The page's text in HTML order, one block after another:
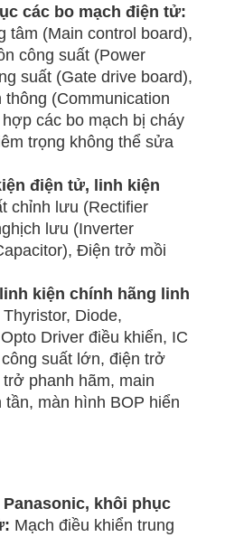
các bo mạch điện tử:
tâm (Main control board),
công suất (Power
suất (Gate drive board),
(Communication
các bo mạch bị cháy
trọng không thể sửa
điện tử, linh kiện
chỉnh lưu (Rectifier
lưu (Inverter
Điện trở mồi
kiện chính hãng linh
Diode,
Driver điều khiển, IC
suất lớn, điện trở
phanh hãm, main
tần, màn hình BOP hiển
khôi phục
Mạch điều khiển trung